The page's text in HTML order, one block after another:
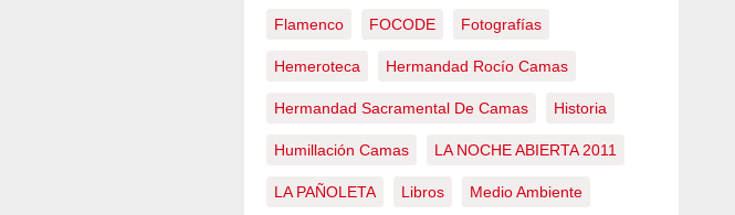
Flamenco FOCODE Fotografías
Hemeroteca Hermandad Rocío Camas
Hermandad Sacramental De Camas Historia
Humillación Camas LA NOCHE ABIERTA 2011
LA PAÑOLETA Libros Medio Ambiente